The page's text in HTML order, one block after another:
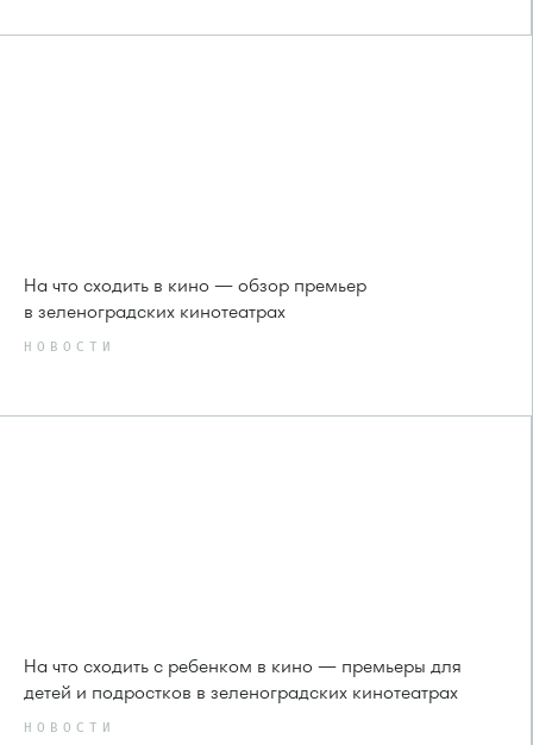
На что сходить в кино — обзор премьер
в зеленоградских кинотеатрах
НОВОСТИ
На что сходить с ребенком в кино — премьеры для
детей и подростков в зеленоградских кинотеатрах
НОВОСТИ